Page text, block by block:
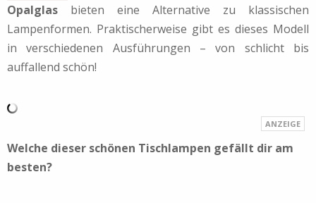
Opalglas bieten eine Alternative zu klassischen
Lampenformen. Praktischerweise gibt es dieses Modell
in verschiedenen Ausführungen – von schlicht bis
auffallend schön!
Welche dieser schönen Tischlampen gefällt dir am
besten?